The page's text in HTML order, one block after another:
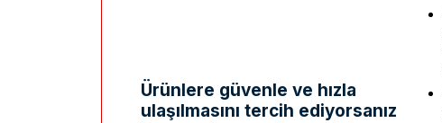
Ürünlere güvenle ve hızla
ulaşılmasını tercih ediyorsanız